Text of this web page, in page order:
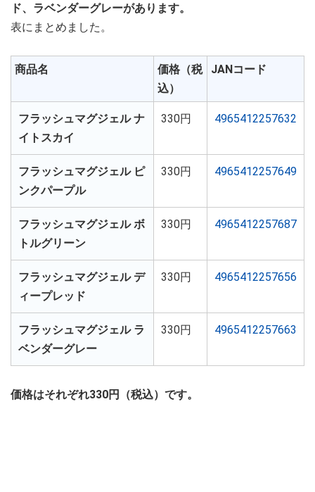
ド、ラベンダーグレーがあります。
表にまとめました。
商品名
価格（税
込）
JANコード
フラッシュマグジェル ナ
イトスカイ
330円 4965412257632
フラッシュマグジェル ピ
ンクパープル
330円 4965412257649
フラッシュマグジェル ボ
トルグリーン
330円 4965412257687
フラッシュマグジェル デ
ィープレッド
330円 4965412257656
フラッシュマグジェル ラ
ベンダーグレー
330円 4965412257663
価格はそれぞれ330円（税込）です。